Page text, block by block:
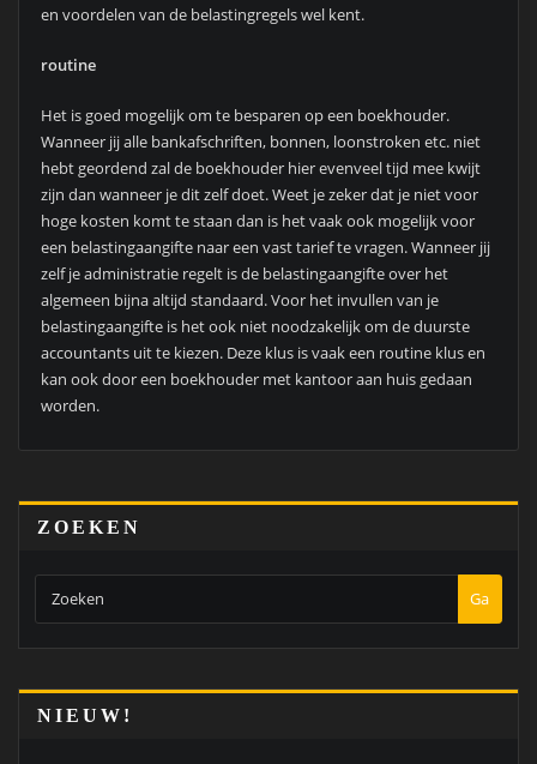
en voordelen van de belastingregels wel kent.
routine
Het is goed mogelijk om te besparen op een boekhouder.
Wanneer jij alle bankafschriften, bonnen, loonstroken etc. niet
hebt geordend zal de boekhouder hier evenveel tijd mee kwijt
zijn dan wanneer je dit zelf doet. Weet je zeker dat je niet voor
hoge kosten komt te staan dan is het vaak ook mogelijk voor
een belastingaangifte naar een vast tarief te vragen. Wanneer jij
zelf je administratie regelt is de belastingaangifte over het
algemeen bijna altijd standaard. Voor het invullen van je
belastingaangifte is het ook niet noodzakelijk om de duurste
accountants uit te kiezen. Deze klus is vaak een routine klus en
kan ook door een boekhouder met kantoor aan huis gedaan
worden.
ZOEKEN
Ga
NIEUW!